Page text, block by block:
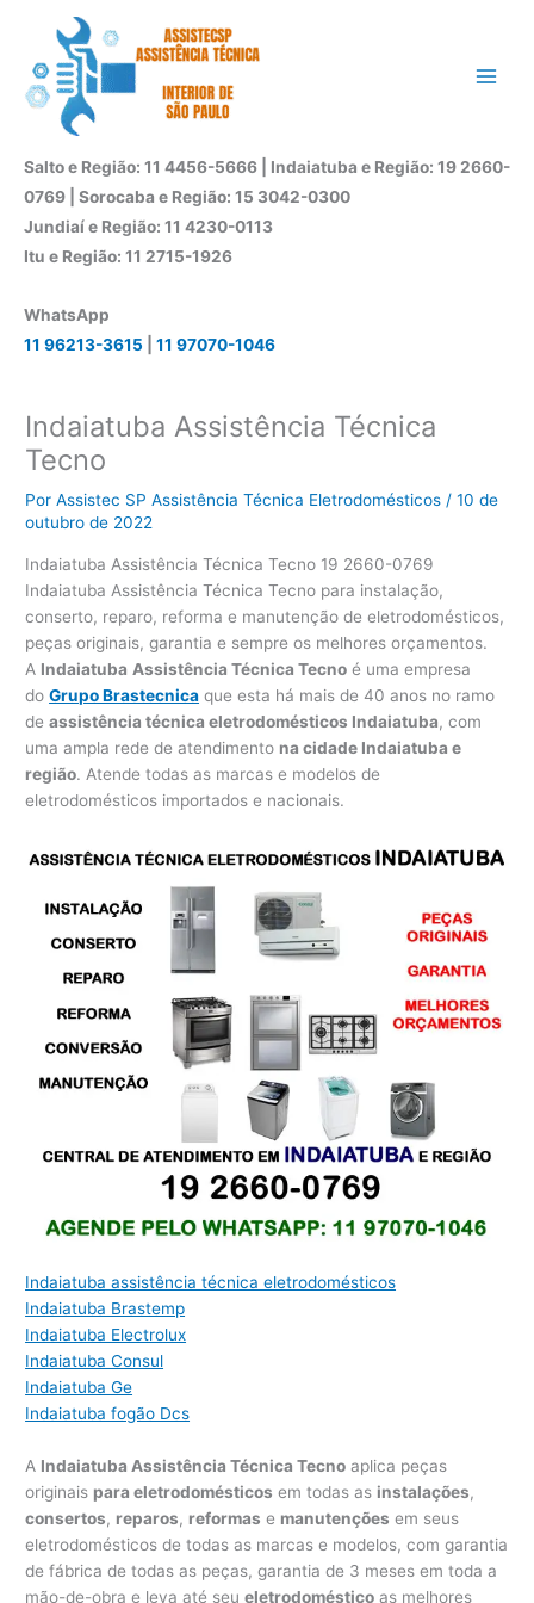
conteúdo
Salto e Região: 11 4456-5666 | Indaiatuba e Região: 19 2660-
0769 | Sorocaba e Região: 15 3042-0300
Jundiaí e Região: 11 4230-0113
Itu e Região: 11 2715-1926
WhatsApp
11 96213-3615
11 97070-1046
Indaiatuba Assistência Técnica
Tecno
PorAssistec SP Assistência Técnica Eletrodomésticos/10 de
outubro de 2022
Indaiatuba Assistência Técnica Tecno 19 2660-0769
Indaiatuba Assistência Técnica Tecno para instalação,
conserto, reparo, reforma e manutenção de eletrodomésticos,
peças originais, garantia e sempre os melhores orçamentos.
A Indaiatuba Assistência Técnica Tecno é uma empresa
doGrupo Brastecnica que esta há mais de 40 anos no ramo
deassistência técnica eletrodomésticos Indaiatuba, com
uma ampla rede de atendimento na cidade Indaiatuba e
região. Atende todas as marcas e modelos de
eletrodomésticos importados e nacionais.
Indaiatuba assistência técnica eletrodomésticos
Indaiatuba Brastemp
Indaiatuba Electrolux
Indaiatuba Consul
Indaiatuba Ge
Indaiatuba fogão Dcs
A Indaiatuba Assistência Técnica Tecno aplica peças
originais para eletrodomésticos em todas as instalações,
consertos, reparos, reformas e manutenções em seus
eletrodomésticos de todas as marcas e modelos, com garantia
de fábrica de todas as peças, garantia de 3 meses em toda a
mão-de-obra e leva até seueletrodoméstico as melhores